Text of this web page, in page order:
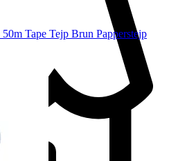
Tape Tejp Brun Papperstejp